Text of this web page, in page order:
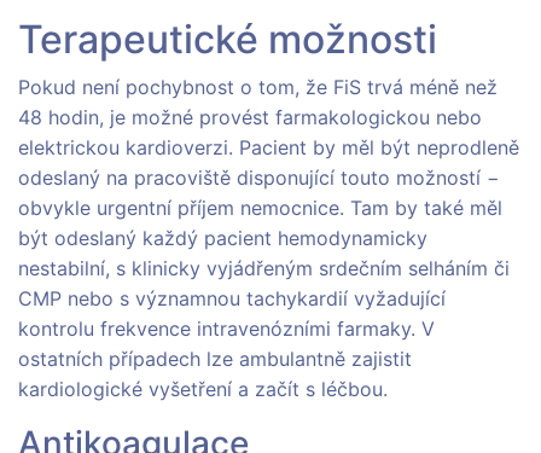
Terapeutické možnosti
Pokud není pochybnost o tom, že FiS trvá méně než
48 hodin, je možné provést farmakologickou nebo
elektrickou kardioverzi. Pacient by měl být neprodleně
odeslaný na pracoviště disponující touto možností −
obvykle urgentní příjem nemocnice. Tam by také měl
být odeslaný každý pacient hemodynamicky
nestabilní, s klinicky vyjádřeným srdečním selháním či
CMP nebo s významnou tachykardií vyžadující
kontrolu frekvence intravenózními farmaky. V
ostatních případech lze ambulantně zajistit
kardiologické vyšetření a začít s léčbou.
Antikoagulace